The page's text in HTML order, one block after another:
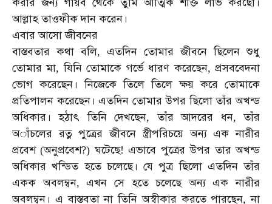
আল্লাহ তাওফীক দান করেন।
এবার আসো জীবনের
বাস্তবতার কথা বলি, এতদিন তোমার জীবনে ছিলেন শুধু
তোমার মা,যিনি তোমাকে গর্ভে ধারণ করেছেন,প্রসববেদনা
ভোগ করেছেন। নিজেকে তিলে তিলে ক্ষয় করে তোমাকে
প্রতিপালন করেছেন। এতদিন তোমার উপর ছিলো তাঁর অখন্ড
অধিকার।
হঠাৎ তিনি দেখছেন,তাঁর আদরের ধন,তাঁর
অাঁচলের রত্ন পুত্রের জীবনে স্ত্রীপরিচয়ে অন্য এক নারীর
প্রবেশ(অনুপ্রবেশ?)ঘটেছে!এভাবে পুত্রের উপর তার অখন্ড
অধিকার খন্ডিত হতে চলেছে। যে পুত্র ছিলো এতদিন তাঁর
একক অবলম্বন,এখন সে হতে চলেছে অন্য এক নারীর
অবলম্বন। এ বাস্তবতা না তিনি অস্বীকার করতে পারছেন,না